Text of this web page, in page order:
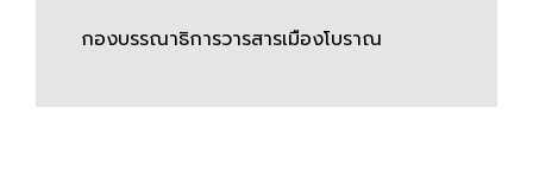
กองบรรณาธิการวารสารเมืองโบราณ